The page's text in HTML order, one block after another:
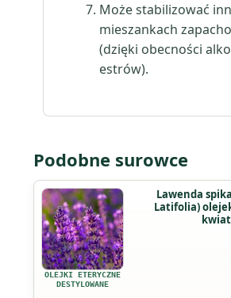
Może stabilizować
mieszankach
(dzięki obecności
estrów).
Podobne surowce
OLEJKI ETERYCZNE
DESTYLOWANE
Lawenda spika (Lavandula
Latifolia)
Ten
produkt
ma
wiele
wariantów.
Opcje